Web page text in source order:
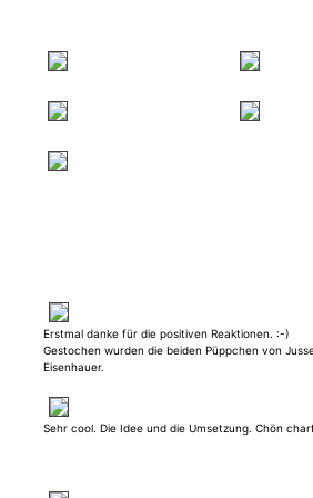
Erstmal danke für die positiven Reaktionen. :-)
Gestochen wurden die beiden Püppchen von
Eisenhauer.
Sehr cool. Die Idee und die Umsetzung. Chön